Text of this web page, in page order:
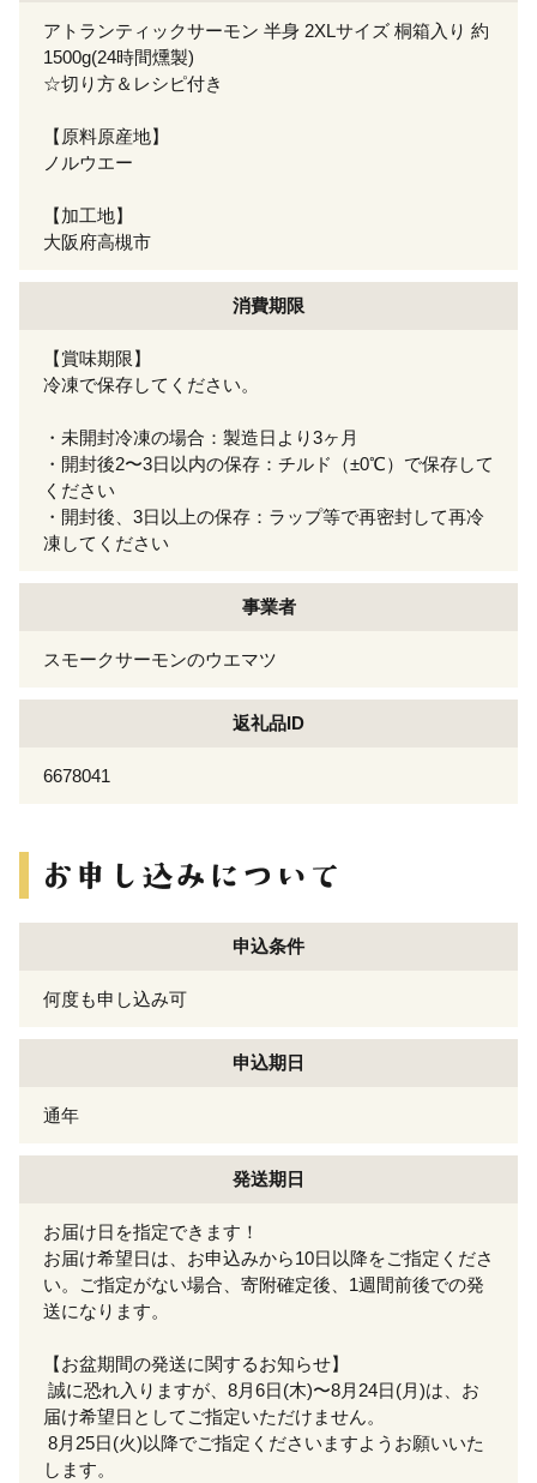
アトランティックサーモン 半身 2XLサイズ 桐箱入り 約
1500g(24時間燻製)
☆切り方＆レシピ付き
【原料原産地】
ノルウエー
【加工地】
大阪府高槻市
消費期限
【賞味期限】
冷凍で保存してください。
・未開封冷凍の場合：製造日より3ヶ月
・開封後2〜3日以内の保存：チルド（±0℃）で保存して
ください
・開封後、3日以上の保存：ラップ等で再密封して再冷
凍してください
事業者
スモークサーモンのウエマツ
返礼品ID
6678041
申込条件
何度も申し込み可
申込期日
通年
発送期日
お届け日を指定できます！
お届け希望日は、お申込みから10日以降をご指定くださ
い。ご指定がない場合、寄附確定後、1週間前後での発
送になります。
【お盆期間の発送に関するお知らせ】
誠に恐れ入りますが、8月6日(木)〜8月24日(月)は、お
届け希望日としてご指定いただけません。
8月25日(火)以降でご指定くださいますようお願いいた
します。